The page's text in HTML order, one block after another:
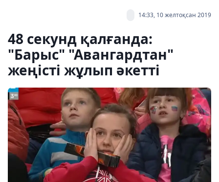
14:33, 10 желтоқсан 2019
48 секунд қалғанда:
"Барыс" "Авангардтан"
жеңісті жұлып әкетті